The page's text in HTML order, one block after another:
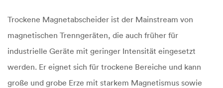
Trockene Magnetabscheider ist der Mainstream von
magnetischen Trenngeräten, die auch früher für
industrielle Geräte mit geringer Intensität eingesetzt
werden. Er eignet sich für trockene Bereiche und kann
große und grobe Erze mit starkem Magnetismus sowie